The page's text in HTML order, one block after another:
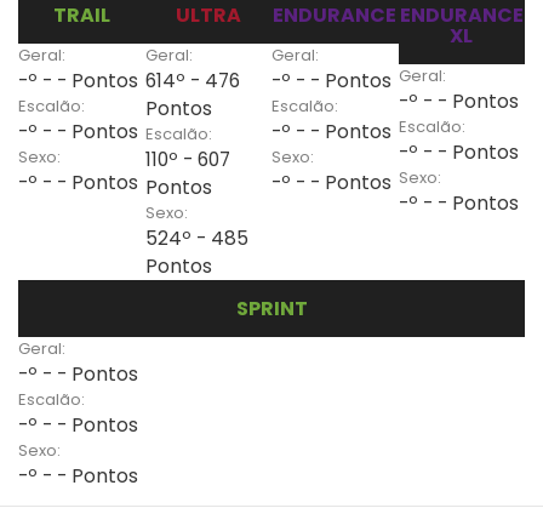
TRAIL
Geral:
-º - - Pontos
Escalão:
-º - - Pontos
Sexo:
-º - - Pontos
ULTRA
Geral:
614º - 476
Pontos
Escalão:
110º - 607
Pontos
Sexo:
524º - 485
Pontos
ENDURANCE
Geral:
-º - - Pontos
Escalão:
-º - - Pontos
Sexo:
-º - - Pontos
ENDURANCE
XL
Geral:
-º - - Pontos
Escalão:
-º - - Pontos
Sexo:
-º - - Pontos
SPRINT
Geral:
-º - - Pontos
Escalão:
-º - - Pontos
Sexo:
-º - - Pontos